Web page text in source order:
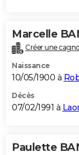
Marcelle
Créer une
Naissance
10/05/1900 à
Décès
07/02/1991 à
Paulette